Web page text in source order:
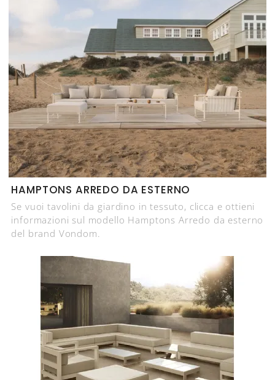
HAMPTONS ARREDO DA ESTERNO
Se vuoi tavolini da giardino in tessuto, clicca e ottieni
informazioni sul modello Hamptons Arredo da esterno
del brand Vondom.